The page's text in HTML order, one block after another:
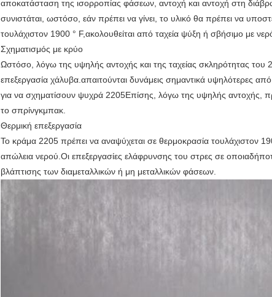
αποκατάσταση της ισορροπίας φάσεων, αντοχή και αντοχή στη
συνιστάται, ωστόσο, εάν πρέπει να γίνει, το υλικό θα πρέπει να
τουλάχιστον 1900 ° F,ακολουθείται από ταχεία ψύξη ή σβήσιμο με
Σχηματισμός με κρύο
Ωστόσο, λόγω της υψηλής αντοχής και της ταχείας σκληρότητας του
επεξεργασία χάλυβα.απαιτούνται δυνάμεις σημαντικά υψηλότερες
για να σχηματίσουν ψυχρά 2205Επίσης, λόγω της υψηλής αντοχής,
το σπρίνγκμπακ.
Θερμική επεξεργασία
Το κράμα 2205 πρέπει να αναψύχεται σε θερμοκρασία τουλάχιστον
απώλεια νερού.Οι επεξεργασίες ελάφρυνσης του στρες σε
βλάπτισης των διαμεταλλικών ή μη μεταλλικών φάσεων.